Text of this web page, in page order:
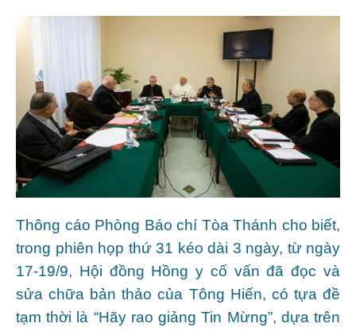
Thông cáo Phòng Báo chí Tòa Thánh cho biết,
trong phiên họp thứ 31 kéo dài 3 ngày, từ ngày
17-19/9, Hội đồng Hồng y cố vấn đã đọc và
sửa chữa bản thảo của Tông Hiến, có tựa đề
tạm thời là “Hãy rao giảng Tin Mừng”, dựa trên